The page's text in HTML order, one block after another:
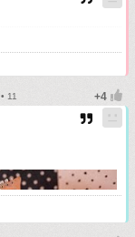
11